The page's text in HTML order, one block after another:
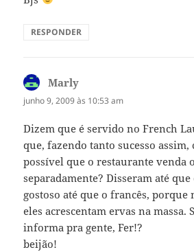
RESPONDER
Marly
junho 9, 2009 às 10:53 am
Dizem que é servido no French
que, fazendo tanto sucesso assim,
possível que o restaurante venda
separadamente? Disseram até que
gostoso até que o francês, porque
eles acrescentam ervas na massa.
informa pra gente, Fer!?
beijão!